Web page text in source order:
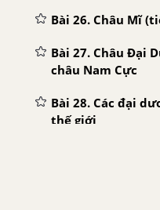
Bài 26. Châu Mĩ
Bài 27. Châu Đại
châu Nam Cực
Bài 28. Các đại
thế giới